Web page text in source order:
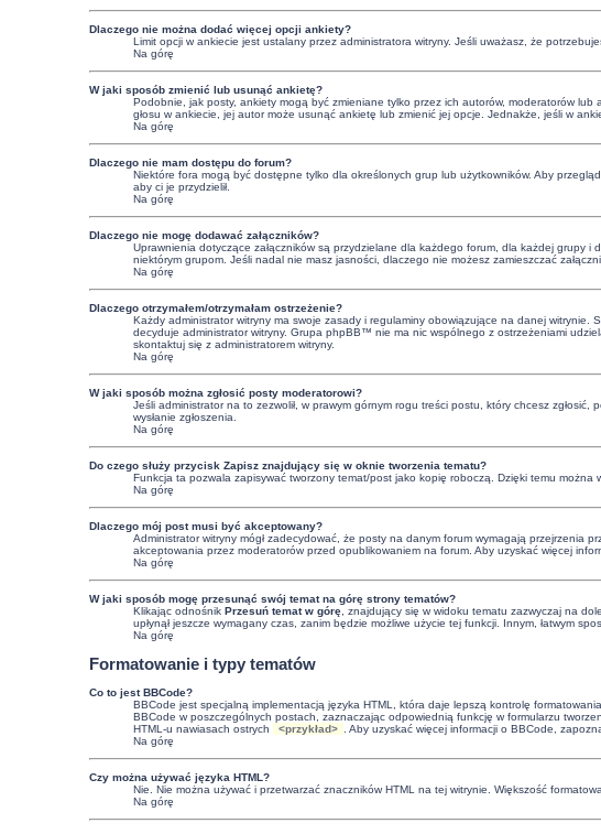
Dlaczego nie można dodać więcej opcji ankiety?
Limit opcji w ankiecie jest ustalany przez administratora witryny. Jeśli uważasz, że
Na górę
W jaki sposób zmienić lub usunąć ankietę?
Podobnie, jak posty, ankiety mogą być zmieniane tylko przez ich autorów, moderatorów
głosu w ankiecie, jej autor może usunąć ankietę lub zmienić jej opcje. Jednakże, jeśli w
Na górę
Dlaczego nie mam dostępu do forum?
Niektóre fora mogą być dostępne tylko dla określonych grup lub użytkowników. Aby
aby ci je przydzielił.
Na górę
Dlaczego nie mogę dodawać załączników?
Uprawnienia dotyczące załączników są przydzielane dla każdego forum, dla każdej grupy i
niektórym grupom. Jeśli nadal nie masz jasności, dlaczego nie możesz zamieszczać
Na górę
Dlaczego otrzymałem/otrzymałam ostrzeżenie?
Każdy administrator witryny ma swoje zasady i regulaminy obowiązujące na danej
decyduje administrator witryny. Grupa phpBB™ nie ma nic wspólnego z ostrzeżeniami
skontaktuj się z administratorem witryny.
Na górę
W jaki sposób można zgłosić posty moderatorowi?
Jeśli administrator na to zezwolił, w prawym górnym rogu treści postu, który chcesz
wysłanie zgłoszenia.
Na górę
Do czego służy przycisk Zapiszznajdujący się w oknie tworzenia tematu?
Funkcja ta pozwala zapisywać tworzony temat/post jako kopię roboczą. Dzięki temu
Na górę
Dlaczego mój post musi być akceptowany?
Administrator witryny mógł zadecydować, że posty na danym forum wymagają przejrzenia
akceptowania przez moderatorów przed opublikowaniem na forum. Aby uzyskać więcej
Na górę
W jaki sposób mogę przesunąć swój temat na górę strony tematów?
Klikając odnośnik Przesuń temat w górę, znajdujący się w widoku tematu zazwyczaj na
upłynął jeszcze wymagany czas, zanim będzie możliwe użycie tej funkcji. Innym, łatwym
Na górę
Formatowanie i typy tematów
Co to jest BBCode?
BBCode jest specjalną implementacją języka HTML, która daje lepszą kontrolę
BBCode w poszczególnych postach, zaznaczając odpowiednią funkcję w formularzu
HTML-u nawiasach ostrych
<przykład> . Aby uzyskać więcej informacji o BBCode,
Na górę
Czy można używać języka HTML?
Nie. Nie można używać i przetwarzać znaczników HTML na tej witrynie. Większość
Na górę